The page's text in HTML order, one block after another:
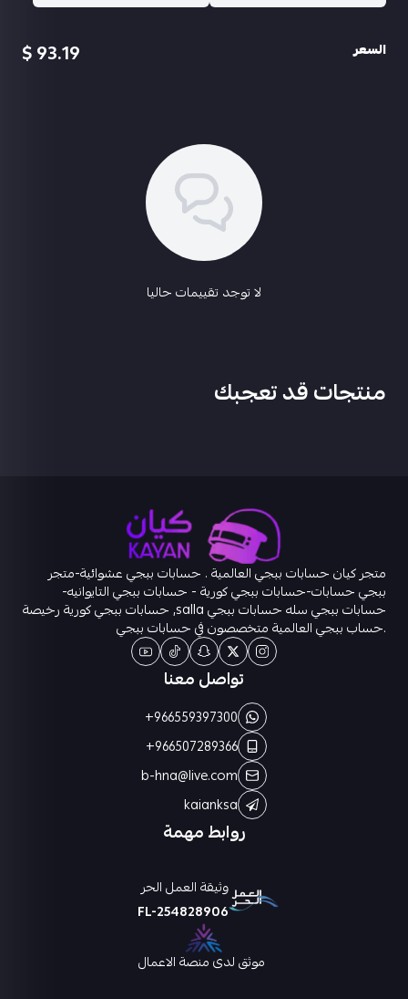
السعر 93.19 $
لا توجد تقييمات حاليا
منتجات قد تعجبك
متجر كيان حسابات ببجي العالمية . حسابات ببجي عشوائية-متجر
ببجي حسابات-حسابات ببجي كورية - حسابات ببجي التايوانيه-
حسابات ببجي سله حسابات ببجي salla, حسابات ببجي كورية رخيصة
.حساب ببجي العالمية متخصصون في حسابات ببجي
روابط مهمة
تواصل معنا
+966559397300
+966507289366
b-hna@live.com
kaianksa
وثيقة العمل الحر
FL-254828906
موثق لدى منصة الاعمال